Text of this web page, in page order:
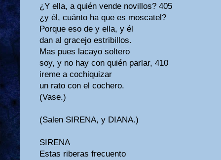
¿Y ella, a quién vende novillos? 405
¿y él, cuánto ha que es moscatel?
Porque eso de y ella, y él
dan al gracejo estribillos.
Mas pues lacayo soltero
soy, y no hay con quién parlar, 410
ireme a cochiquizar
un rato con el cochero.
(Vase.)
(Salen SIRENA, y DIANA.)
SIRENA
Estas riberas frecuento